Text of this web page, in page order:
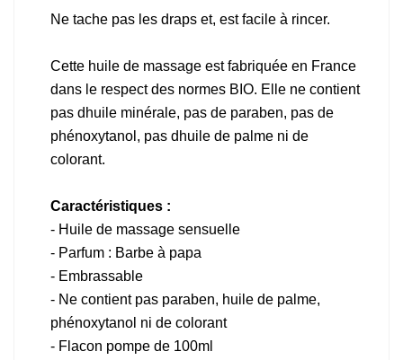
Ne tache pas les draps et, est facile à rincer.
Cette huile de massage est fabriquée en France
dans le respect des normes BIO. Elle ne contient
pas dhuile minérale, pas de paraben, pas de
phénoxytanol, pas dhuile de palme ni de
colorant.
Caractéristiques :
- Huile de massage sensuelle
- Parfum : Barbe à papa
- Embrassable
- Ne contient pas paraben, huile de palme,
phénoxytanol ni de colorant
- Flacon pompe de 100ml